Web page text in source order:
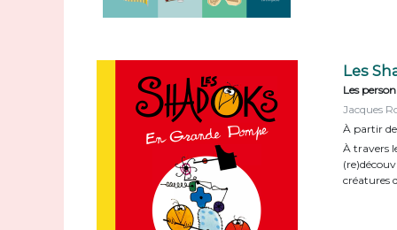
Les
Les
Jacques
À partir
À travers
créatures